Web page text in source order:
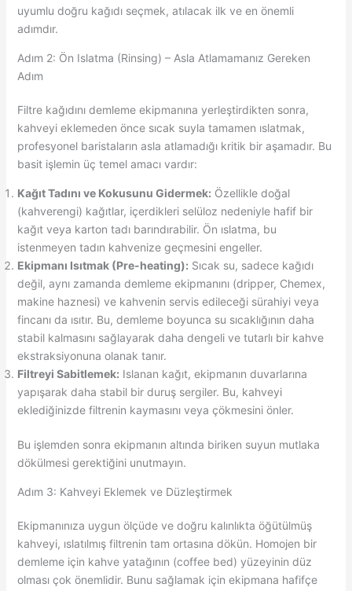
uyumlu doğru kağıdı seçmek, atılacak ilk ve en önemli
adımdır.
Adım 2: Ön Islatma (Rinsing) – Asla Atlamamanız Gereken
Adım
Filtre kağıdını demleme ekipmanına yerleştirdikten sonra,
kahveyi eklemeden önce sıcak suyla tamamen ıslatmak,
profesyonel baristaların asla atlamadığı kritik bir aşamadır. Bu
basit işlemin üç temel amacı vardır:
Kağıt Tadını ve Kokusunu Gidermek: Özellikle doğal
(kahverengi) kağıtlar, içerdikleri selüloz nedeniyle hafif bir
kağıt veya karton tadı barındırabilir. Ön ıslatma, bu
istenmeyen tadın kahvenize geçmesini engeller.
Ekipmanı Isıtmak (Pre-heating): Sıcak su, sadece kağıdı
değil, aynı zamanda demleme ekipmanını (dripper, Chemex,
makine haznesi) ve kahvenin servis edileceği sürahiyi veya
fincanı da ısıtır. Bu, demleme boyunca su sıcaklığının daha
stabil kalmasını sağlayarak daha dengeli ve tutarlı bir kahve
ekstraksiyonuna olanak tanır.
Filtreyi Sabitlemek: Islanan kağıt, ekipmanın duvarlarına
yapışarak daha stabil bir duruş sergiler. Bu, kahveyi
eklediğinizde filtrenin kaymasını veya çökmesini önler.
Bu işlemden sonra ekipmanın altında biriken suyun mutlaka
dökülmesi gerektiğini unutmayın.
Adım 3: Kahveyi Eklemek ve Düzleştirmek
Ekipmanınıza uygun ölçüde ve doğru kalınlıkta öğütülmüş
kahveyi, ıslatılmış filtrenin tam ortasına dökün. Homojen bir
demleme için kahve yatağının (coffee bed) yüzeyinin düz
olması çok önemlidir. Bunu sağlamak için ekipmana hafifçe